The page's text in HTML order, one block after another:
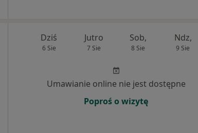
Dziś
6 Sie
Jutro
7 Sie
Sob,
8 Sie
Ndz,
9 Sie
Umawianie online nie jest dostępne
Poproś o wizytę